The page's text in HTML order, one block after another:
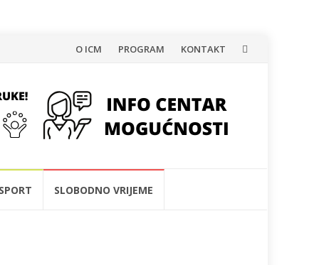
Skip
content
O ICM PROGRAM KONTAKT
SPORT SLOBODNO VRIJEME